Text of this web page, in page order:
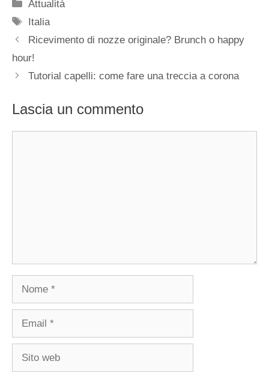
Attualità
Tag
Italia
Ricevimento di nozze originale? Brunch o happy
hour!
Tutorial capelli: come fare una treccia a corona
Lascia un commento